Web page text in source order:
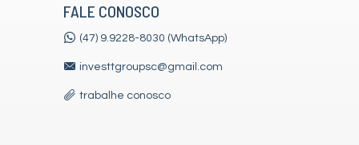
FALE CONOSCO
(47) 9.9228-8030 (WhatsApp)
investtgroupsc@gmail.com
trabalhe conosco